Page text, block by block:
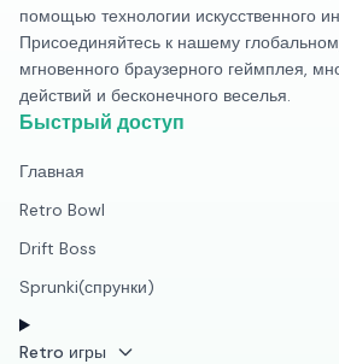
помощью технологии искусственного
Присоединяйтесь к нашему
мгновенного браузерного геймплея,
действий и бесконечного веселья.
Быстрый доступ
Главная
Retro Bowl
Drift Boss
Sprunki(спрунки)
Retro игры